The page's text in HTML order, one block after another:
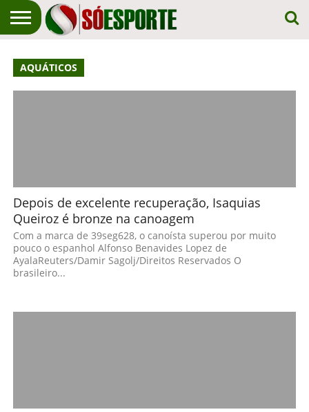
ESPORTIVA
EM
PRIMEIRO
O SÓ
ESPORTE
NOTÍCIAS
APOSTAS
AQUÁTICOS
Depois de excelente recuperação, Isaquias
Queiroz é bronze na canoagem
Com a marca de 39seg628, o canoísta superou por muito
pouco o espanhol Alfonso Benavides Lopez de
AyalaReuters/Damir Sagolj/Direitos Reservados O
brasileiro...